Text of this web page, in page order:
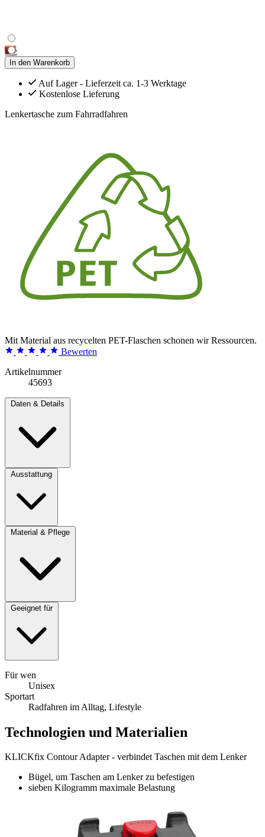
In den Warenkorb
Auf Lager - Lieferzeit ca. 1-3 Werktage
Kostenlose Lieferung
Lenkertasche zum Fahrradfahren
Mit Material aus recycelten PET-Flaschen schonen wir Ressourcen.
Bewerten
Artikelnummer
45693
Daten & Details
Ausstattung
Material & Pflege
Geeignet für
Für wen
Unisex
Sportart
Radfahren im Alltag, Lifestyle
Technologien und Materialien
KLICKfix Contour Adapter - verbindet Taschen mit dem Lenker
Bügel, um Taschen am Lenker zu befestigen
sieben Kilogramm maximale Belastung